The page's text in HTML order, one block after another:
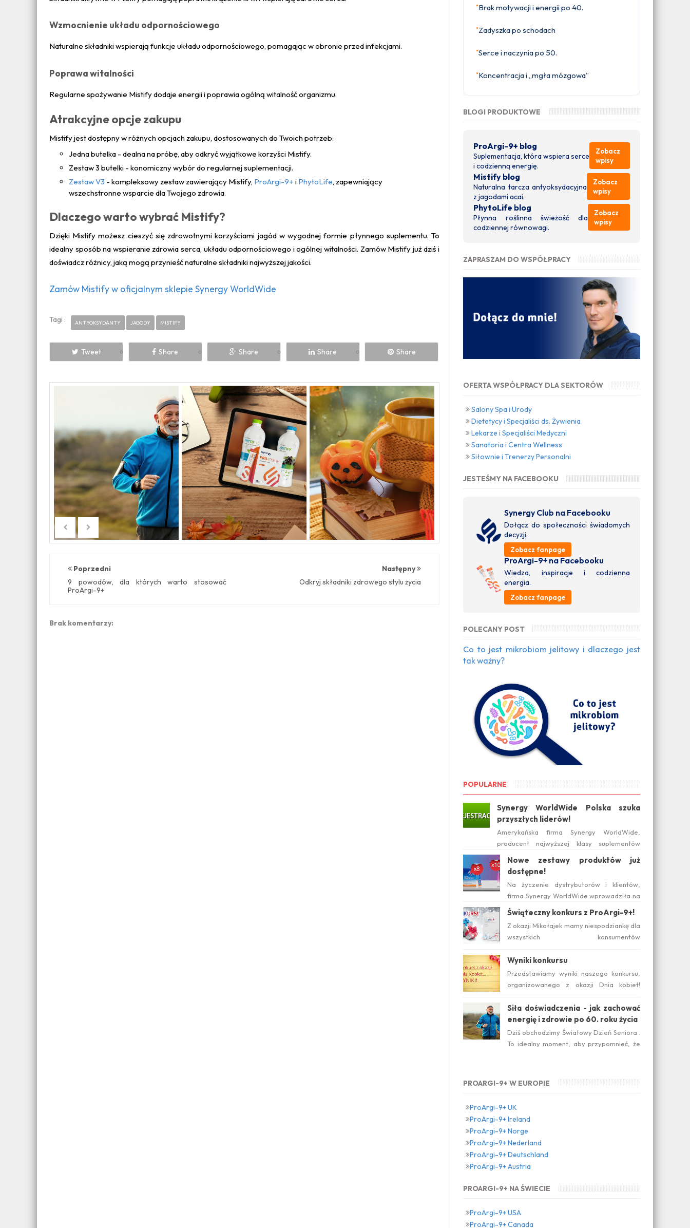
Wzmocnienie układu odpornościowego
Naturalne składniki wspierają funkcje układu odpornościowego, pomagając w obronie przed infekcjami.
Poprawa witalności
Regularne spożywanie Mistify dodaje energii i poprawia ogólną witalność organizmu.
Atrakcyjne opcje zakupu
Mistify jest dostępny w różnych opcjach zakupu, dostosowanych do Twoich potrzeb:
Jedna butelka - dealna na próbę, aby odkryć wyjątkowe korzyści Mistify.
Zestaw 3 butelki - konomiczny wybór do regularnej suplementacji.
Zestaw V3 - kompleksowy zestaw zawierający Mistify, ProArgi-9+ i PhytoLife, zapewniający
wszechstronne wsparcie dla Twojego zdrowia.
Dlaczego warto wybrać Mistify?
Dzięki Mistify możesz cieszyć się zdrowotnymi korzyściami jagód w wygodnej formie płynnego suplementu. To
idealny sposób na wspieranie zdrowia serca, układu odpornościowego i ogólnej witalności. Zamów Mistify już dziś i
doświadcz różnicy, jaką mogą przynieść naturalne składniki najwyższej jakości.
Zamów Mistify w oficjalnym sklepie Synergy WorldWide
Tagi : ANTYOKSYDANTY JAGODY MISTIFY
Tweet Share Share Share Share
Następny
Odkryj składniki zdrowego stylu życia
Poprzedni
9 powodów, dla których warto stosować
ProArgi-9+
Brak komentarzy:
•Brak motywacji i energii po 40.
•Zadyszka po schodach
•Serce i naczynia po 50.
•Koncentracja i „mgła mózgowa”
BLOGI PRODUKTOWE
ProArgi-9+ blog
Suplementacja, która wspiera serce
i codzienną energię.
Zobacz
wpisy
Mistify blog
Naturalna tarcza antyoksydacyjna
z jagodami acai.
Zobacz
wpisy
PhytoLife blog
Płynna roślinna świeżość dla
codziennej równowagi.
Zobacz
wpisy
ZAPRASZAM DO WSPÓŁPRACY
OFERTA WSPÓŁPRACY DLA SEKTORÓW
Salony Spa i Urody
Dietetycy i Specjaliści ds. Żywienia
Lekarze i Specjaliści Medyczni
Sanatoria i Centra Wellness
Siłownie i Trenerzy Personalni
JESTEŚMY NA FACEBOOKU
Synergy Club na Facebooku
Dołącz do społeczności świadomych
decyzji.
Zobacz fanpage
ProArgi-9+ na Facebooku
Wiedza, inspiracje i codzienna
energia.
Zobacz fanpage
POLECANY POST
Co to jest mikrobiom jelitowy i dlaczego jest
tak ważny?
POPULARNE
Synergy WorldWide Polska szuka
przyszłych liderów!
Amerykańska firma Synergy WorldWide,
producent najwyższej klasy suplementów
diety, wchodzi na polski rynek już w tym roku.
Serwis internetow...
Nowe zestawy produktów już
dostępne!
Na życzenie dystrybutorów i klientów,
firma Synergy WorldWide wprowadziła na
rynku polskim nowe zestawy suplementów
ProArgi-9+ i Mistify....
Świąteczny konkurs z ProArgi-9+!
Z okazji Mikołajek mamy niespodziankę dla
wszystkich konsumentów
Serdecznie zapraszamy do wzięcia ud...
Wyniki konkursu
Przedstawiamy wyniki naszego konkursu,
organizowanego z okazji Dnia kobiet!
suplement diety jest ideal...
Siła doświadczenia - jak zachować
energię i zdrowie po 60. roku życia
Dziś obchodzimy Światowy Dzień Seniora .
To idealny moment, aby przypomnieć, że
PROARGI-9+ W EUROPIE
ProArgi-9+ UK
ProArgi-9+ Ireland
ProArgi-9+ Norge
ProArgi-9+ Nederland
ProArgi-9+ Deutschland
ProArgi-9+ Austria
PROARGI-9+ NA ŚWIECIE
ProArgi-9+ USA
ProArgi-9+ Canada